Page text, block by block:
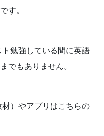
す。
勉強している間に英語
でもありません。
）やアプリはこちらの